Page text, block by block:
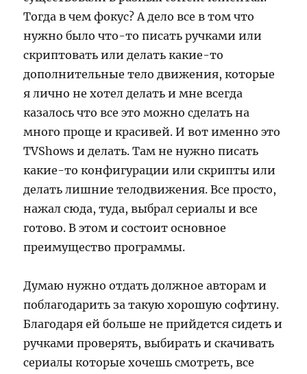
Тогда в чем фокус? А дело все в том что
нужно было что-то писать ручками или
скриптовать или делать какие-то
дополнительные тело движения, которые
я лично не хотел делать и мне всегда
казалось что все это можно сделать на
много проще и красивей. И вот именно это
TVShows и делать. Там не нужно писать
какие-то конфигурации или скрипты или
делать лишние телодвижения. Все просто,
нажал сюда, туда, выбрал сериалы и все
готово. В этом и состоит основное
преимущество программы.
Думаю нужно отдать должное авторам и
поблагодарить за такую хорошую софтину.
Благодаря ей больше не прийдется сидеть и
ручками проверять, выбирать и скачивать
сериалы которые хочешь смотреть, все